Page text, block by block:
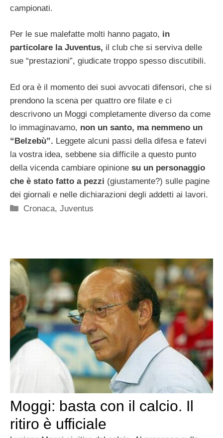
campionati.
Per le sue malefatte molti hanno pagato, in
particolare la Juventus, il club che si serviva delle
sue “prestazioni”, giudicate troppo spesso discutibili.
Ed ora è il momento dei suoi avvocati difensori, che si
prendono la scena per quattro ore filate e ci
descrivono un Moggi completamente diverso da come
lo immaginavamo, non un santo, ma nemmeno un
“Belzebù”. Leggete alcuni passi della difesa e fatevi
la vostra idea, sebbene sia difficile a questo punto
della vicenda cambiare opinione su un personaggio
che è stato fatto a pezzi (giustamente?) sulle pagine
dei giornali e nelle dichiarazioni degli addetti ai lavori.
Categorie
Cronaca,Juventus
Moggi: basta con il calcio. Il
ritiro è ufficiale